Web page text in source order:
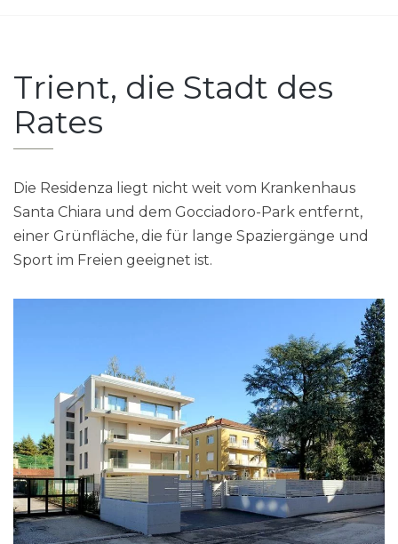
Trient, die Stadt des
Rates
Die Residenza liegt nicht weit vom Krankenhaus
Santa Chiara und dem Gocciadoro-Park entfernt,
einer Grünfläche, die für lange Spaziergänge und
Sport im Freien geeignet ist.